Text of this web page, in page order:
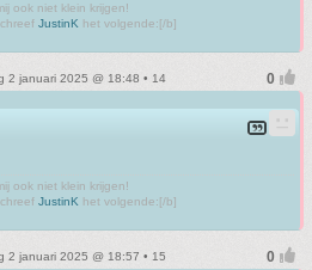
ook niet klein krijgen!
JustinK het volgende:[/b]
2 januari 2025 @ 18:48 • 14
ook niet klein krijgen!
JustinK het volgende:[/b]
2 januari 2025 @ 18:57 • 15